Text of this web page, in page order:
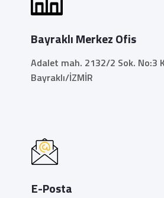
Bayraklı Merkez Ofis
Adalet mah. 2132/2 Sok. No:3
Bayraklı/İZMİR
E-Posta